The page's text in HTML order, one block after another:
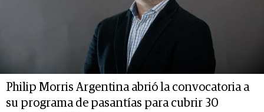
Philip Morris Argentina abrió la convocatoria a
su programa de pasantías para cubrir 30